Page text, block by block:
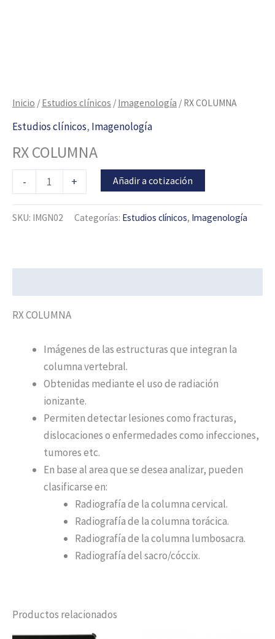
Inicio / Estudios clínicos / Imagenología / RX COLUMNA
Estudios clínicos, Imagenología
RX COLUMNA
- + Añadir a cotización
SKU: IMGN02 Categorías: Estudios clínicos, Imagenología
RX COLUMNA
Imágenes de las estructuras que integran la
columna vertebral.
Obtenidas mediante el uso de radiación
ionizante.
Permiten detectar lesiones como fracturas,
dislocaciones o enfermedades como infecciones,
tumores etc.
En base al area que se desea analizar, pueden
clasificarse en:
Radiografía de la columna cervical.
Radiografía de la columna torácica.
Radiografía de la columna lumbosacra.
Radiografía del sacro/cóccix.
Productos relacionados